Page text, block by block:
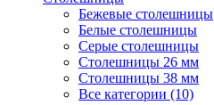
Бежевые столешницы
Белые столешницы
Серые столешницы
Столешницы 26 мм
Столешницы 38 мм
Все категории (10)